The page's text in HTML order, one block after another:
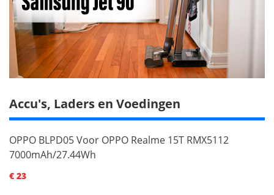
Accu's, Laders en Voedingen
OPPO BLPD05 Voor OPPO Realme 15T RMX5112
7000mAh/27.44Wh
€ 23